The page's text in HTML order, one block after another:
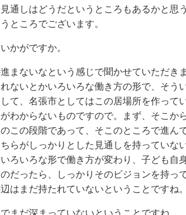
通しはどうだというところもあるかと
ところでございます。
かがですか。
進まないなという感じで聞かせていただ
ないとかいろいろな働き方の形で、そ
て、名張市としてはこの居場所を作っ
わからないものですので。まず、そこ
この段階であって、そこのところで進
らがしっかりとした見通しを持ってい
ろいろな形で働き方が変わり、子ども
だったら、しっかりそのビジョンを持
はまだ持たれていないということですね
まだ深まっていないということですね。